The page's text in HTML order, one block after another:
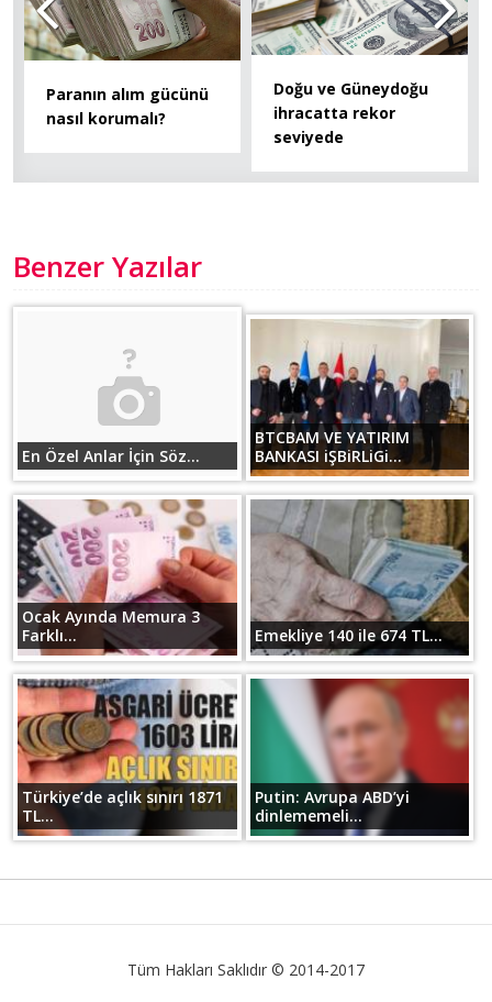
Paranın alım gücünü
nasıl korumalı?
Doğu ve Güneydoğu
ihracatta rekor
seviyede
Benzer Yazılar
En Özel Anlar İçin Söz...
BTCBAM VE YATIRIM
BANKASI iŞBiRLiGi...
Ocak Ayında Memura 3
Farklı...
Emekliye 140 ile 674 TL...
Türkiye’de açlık sınırı 1871
TL...
Putin: Avrupa ABD’yi
dinlememeli...
Tüm Hakları Saklıdır © 2014-2017